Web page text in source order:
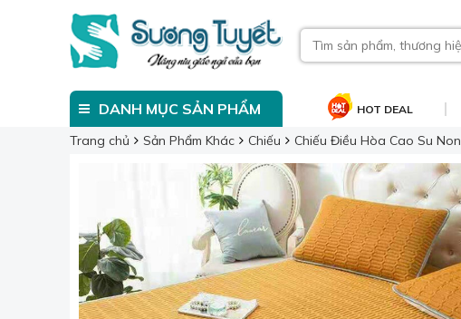
DANH MỤC SẢN PHẨM HOT DEAL
Trang chủ Sản Phẩm Khác Chiếu Chiếu Điều Hòa Cao Su Non